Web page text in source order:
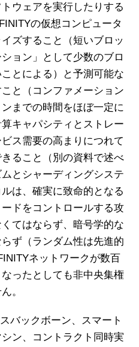
ウェアを実行したりする
の仮想コンピュータ
ズすること（短いブロッ
ョン」として少数のブロ
とによる）と予測可能な
と（コンファメーション
までの時間をほぼ一定に
キャパシティとストレー
ス需要の高まりにつれて
ること（別の資料で述べ
とシャーディングシステ
は、確実に致命的となる
ドをコントロールする攻
てはならず、暗号学的な
ず（ランダム性は先進的
ネットワークが数百
ったとしても非中央集権
。
バックボーン、スマート
ン、コントラクト同時実